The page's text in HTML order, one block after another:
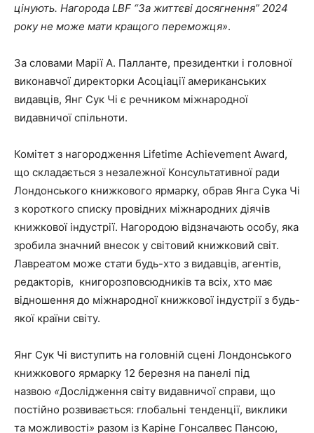
цінують. Нагорода LBF “За життєві досягнення” 2024
року не може мати кращого переможця».
За словами Марії А. Палланте, президентки і головної
виконавчої директорки Асоціації американських
видавців, Янг Сук Чі є речником міжнародної
видавничої спільноти.
Комітет з нагородження Lifetime Achievement Award,
що складається з незалежної Консультативної ради
Лондонського книжкового ярмарку, обрав Янга Сука Чі
з короткого списку провідних міжнародних діячів
книжкової індустрії. Нагородою відзначають особу, яка
зробила значний внесок у світовий книжковий світ.
Лавреатом може стати будь-хто з видавців, агентів,
редакторів, книгорозповсюдників та всіх, хто має
відношення до міжнародної книжкової індустрії з будь-
якої країни світу.
Янг Сук Чі виступить на головній сцені Лондонського
книжкового ярмарку 12 березня на панелі під
назвою «Дослідження світу видавничої справи, що
постійно розвивається: глобальні тенденції, виклики
та можливості» разом із Каріне Гонсалвес Пансою,